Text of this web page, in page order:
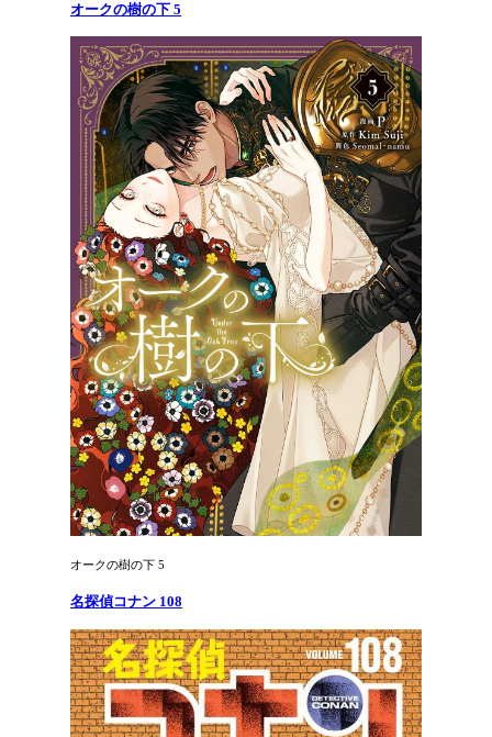
オークの樹の下 5
オークの樹の下 5
名探偵コナン 108